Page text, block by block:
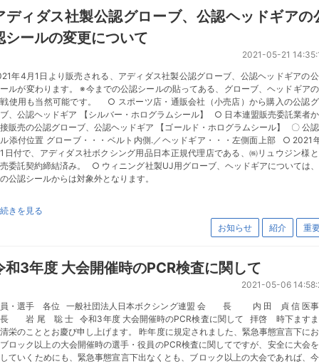
ディダス社製公認グローブ、公認ヘッドギアの
シールの変更について
2021-05-21
年4月1日より販売される、アディダス社製公認グローブ、公認ヘッドギアの
ルが変わります。 ※今までの公認シールの貼ってある、グローブ、ヘッドギア
使用も当然可能です。 ○ スポーツ店・通販会社（小売店）から購入の公認
、公認ヘッドギア 【シルバー・ホログラムシール】 ○ 日本連盟販売委託業者
販売の公認グローブ、公認ヘッドギア 【ゴールド・ホログラムシール】 〇 公
添付位置 グローブ・・・ベルト内側.／ヘッドギア・・・左側面上部 ○ 2021
日付で、アディダス社ボクシング用品日本正規代理店である、㈱リュウジン様
委託契約締結済み。 ○ ウィニング社製UJ用グローブ、ヘッドギアについては
公認シールからは対象外となります。
続きを見る
お知らせ
紹介 重
和3年度 大会開催時のPCR検査に関して
2021-05-06
・選手 各位 一般社団法人日本ボクシング連盟 会 長 内 田 貞 信 医
岩 尾 聡 士 令和3年度 大会開催時のPCR検査に関して 拝啓 時下ます
栄のこととお慶び申し上げます。 昨年度に規定されました、緊急事態宣言下に
ロック以上の大会開催時の選手・役員のPCR検査に関してですが、安全に大会
ていくためにも、緊急事態宣言下出なくとも、ブロック以上の大会であれば、